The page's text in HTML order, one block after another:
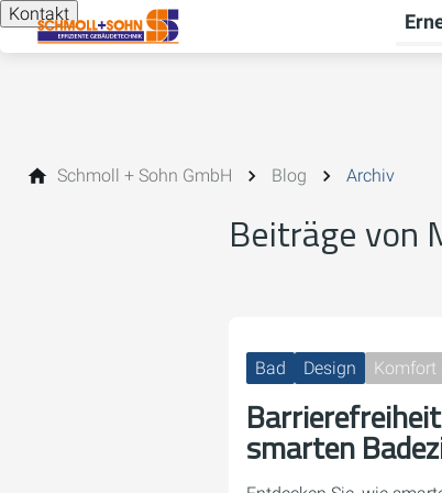
Kontakt
Schmoll + Sohn GmbH Blog Archiv
Beiträge von
Bad Design Komfort
smarten